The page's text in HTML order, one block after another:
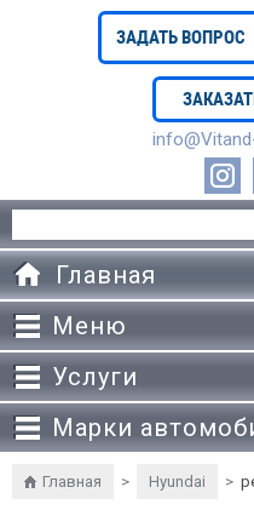
ЗАДАТЬ ВОПРОС
Главная
Меню
Услуги
Марки
Главная > Hyundai >